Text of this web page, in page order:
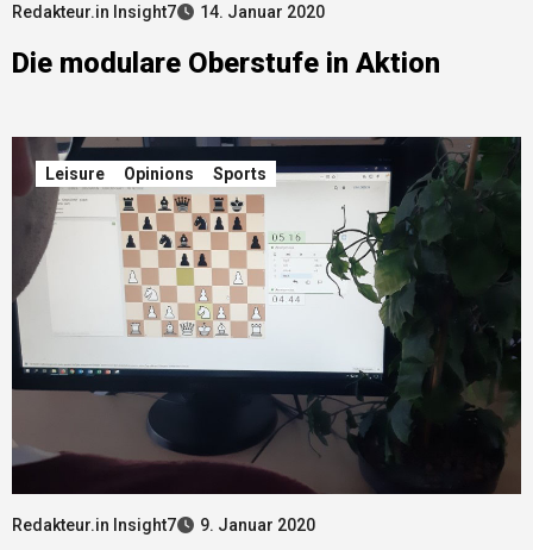
Redakteur.in Insight7 14. Januar 2020
Die modulare Oberstufe in Aktion
Leisure Opinions Sports
Redakteur.in Insight7 9. Januar 2020